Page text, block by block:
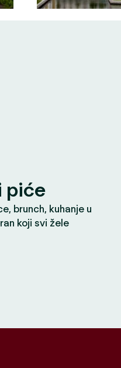
piće
brunch, kuhanje u
koji svi žele